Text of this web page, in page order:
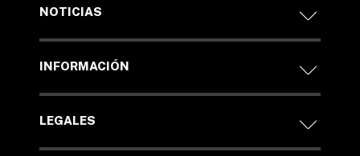
NOTICIAS
INFORMACIÓN
LEGALES